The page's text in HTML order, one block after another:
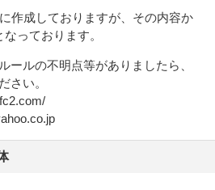
作成しておりますが、その内容か
っております。
ールの不明点等がありましたら、
さい。